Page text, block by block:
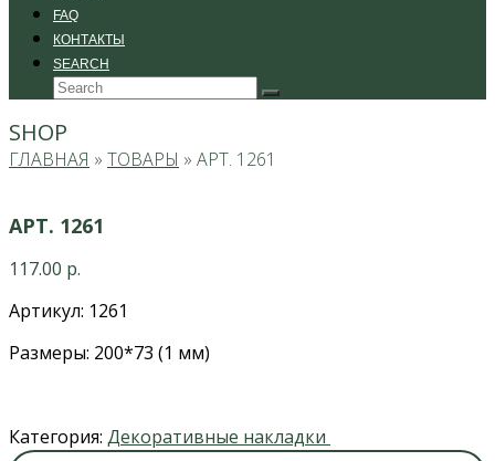
FAQ
КОНТАКТЫ
SEARCH
Search
Submit
SHOP
ГЛАВНАЯ » ТОВАРЫ » АРТ. 1261
АРТ. 1261
117.00 р.
Артикул: 1261
Размеры: 200*73 (1 мм)
Категория: Декоративные накладки